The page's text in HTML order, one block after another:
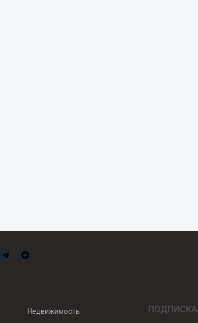
Недвижимость ПОДПИСКА